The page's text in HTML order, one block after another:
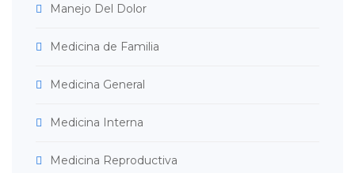
Manejo Del Dolor
Medicina de Familia
Medicina General
Medicina Interna
Medicina Reproductiva